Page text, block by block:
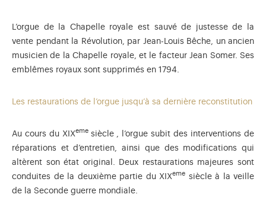
L’orgue de la Chapelle royale est sauvé de justesse de la
vente pendant la Révolution, par Jean-Louis Bêche, un ancien
musicien de la Chapelle royale, et le facteur Jean Somer. Ses
emblêmes royaux sont supprimés en 1794.
Les restaurations de l’orgue jusqu’à sa dernière reconstitution
Au cours du XIXeme siècle
, l’orgue subit des interventions de
réparations et d’entretien, ainsi que des modifications qui
altèrent son état original. Deux restaurations majeures sont
conduites de la deuxième partie du XIXeme siècle à la veille
de la Seconde guerre mondiale.